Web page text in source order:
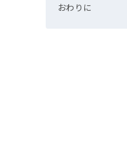
おわりに